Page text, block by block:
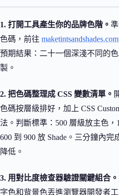
1. 打開工具產生你的品牌色階。
色碼，前往 maketintsandshades.com
預期結果：二十一個深淺不同的
製。
2. 把色碼整理成 CSS 變數清單。
色碼按層級排好，加上 CSS
法。判斷標準：500 層級放主色，
600 到 900 放 Shade。三分鐘內
降低。
3. 用對比度檢查器驗證關鍵組合。
字色和背景色丟進瀏覽器開發者